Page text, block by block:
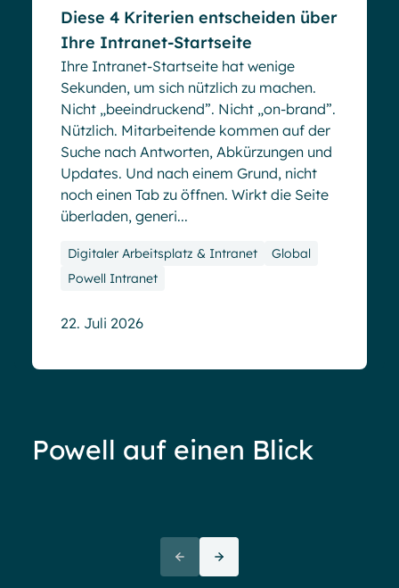
Diese 4 Kriterien entscheiden über
Ihre Intranet-Startseite
Ihre Intranet-Startseite hat wenige
Sekunden, um sich nützlich zu machen.
Nicht „beeindruckend”. Nicht „on-brand”.
Nützlich. Mitarbeitende kommen auf der
Suche nach Antworten, Abkürzungen und
Updates. Und nach einem Grund, nicht
noch einen Tab zu öffnen. Wirkt die Seite
überladen, generi...
Digitaler Arbeitsplatz & Intranet
Global
Powell Intranet
22. Juli 2026
Powell auf einen Blick
72+